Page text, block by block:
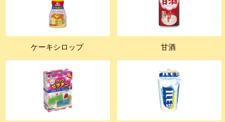
ケーキシロップ 甘酒